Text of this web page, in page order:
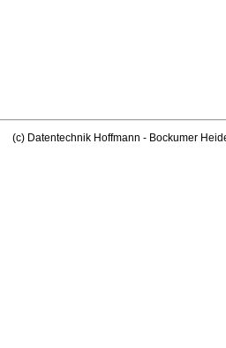
(c) Datentechnik Hoffmann - Bockumer